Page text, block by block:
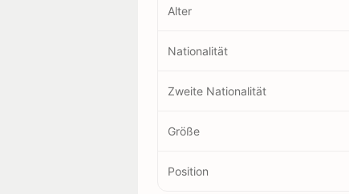
Alter
Nationalität
Zweite Nationalität
Größe
Position